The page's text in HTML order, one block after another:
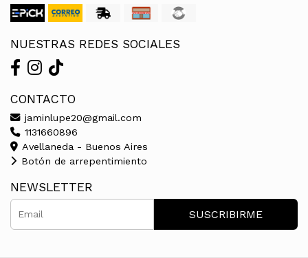
NUESTRAS REDES SOCIALES
CONTACTO
jaminlupe20@gmail.com
1131660896
Avellaneda - Buenos Aires
Botón de arrepentimiento
NEWSLETTER
SUSCRIBIRME